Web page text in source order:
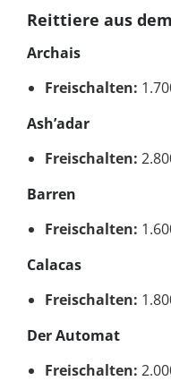
Reittiere aus
Archais
Freischalten:
Ash’adar
Freischalten:
Barren
Freischalten:
Calacas
Freischalten:
Der Automat
Freischalten: